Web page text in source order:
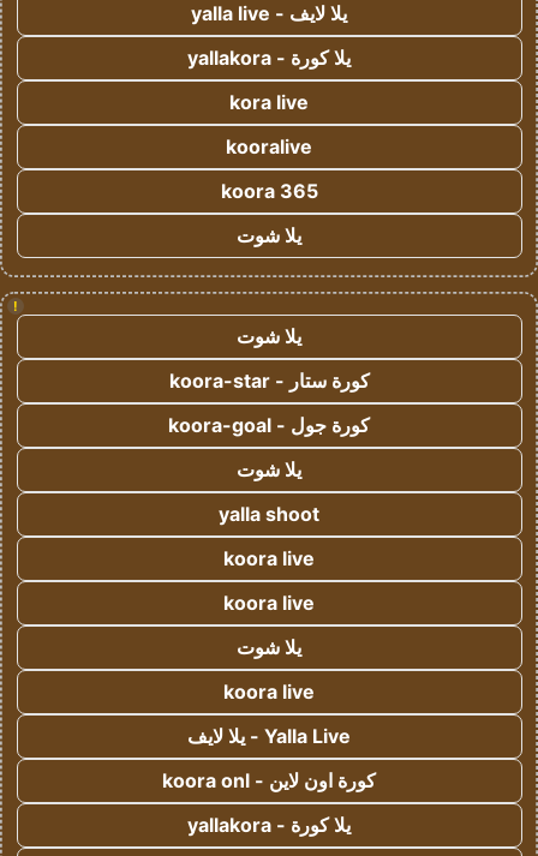
يلا لايف - yalla live
يلا كورة - yallakora
kora live
kooralive
koora 365
يلا شوت
!
يلا شوت
كورة ستار - koora-star
كورة جول - koora-goal
يلا شوت
yalla shoot
koora live
koora live
يلا شوت
koora live
Yalla Live - يلا لايف
كورة اون لاين - koora onl
يلا كورة - yallakora